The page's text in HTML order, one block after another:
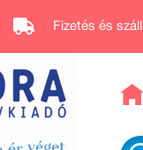
Fizetés és